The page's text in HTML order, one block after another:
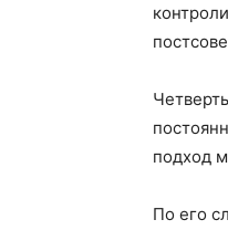
подход
По его